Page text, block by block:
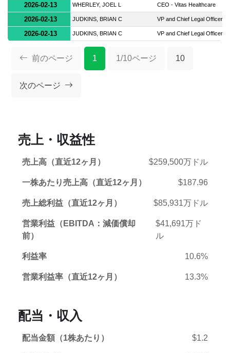
2026-02-13 WHERLEY, JOEL L CEO - Vitas Healthcare
2026-02-13 JUDKINS, BRIAN C VP and Chief Legal Officer
2026-02-13 JUDKINS, BRIAN C VP and Chief Legal Officer
前のページ 1 1/10ページ 10
次のページ
売上・収益性
売上高（直近12ヶ月） $259,500万ドル
一株あたり売上高（直近12ヶ月） $187.96
売上総利益（直近12ヶ月） $85,931万ドル
営業利益（EBITDA：減価償却
前）
$41,691万ド
ル
利益率 10.6%
営業利益率（直近12ヶ月） 13.3%
配当・収入
配当金額（1株あたり） $1.2